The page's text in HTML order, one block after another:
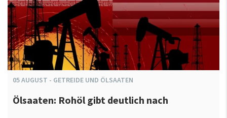
05AUGUST - GETREIDE UND ÖLSAATEN
Ölsaaten: Rohöl gibt deutlich nach